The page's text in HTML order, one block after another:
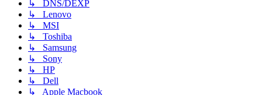
↳ DNS/DEXP
↳ Lenovo
↳ MSI
↳ Toshiba
↳ Samsung
↳ Sony
↳ HP
↳ Dell
↳ Apple Macbook